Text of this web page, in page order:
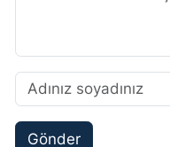
Gönder